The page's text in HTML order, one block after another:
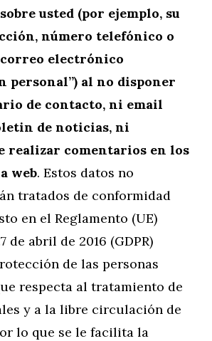
usted (por ejemplo, su
número telefónico o
electrónico
personal”) al no disponer
de contacto, ni email
de noticias, ni
realizar comentarios en los
web. Estos datos no
tratados de conformidad
en el Reglamento (UE)
de abril de 2016 (GDPR)
de las personas
respecta al tratamiento de
y a la libre circulación de
lo que se le facilita la